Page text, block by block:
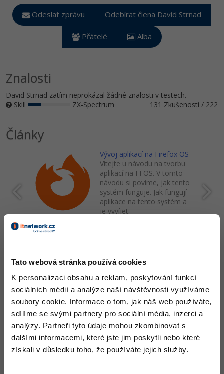
Tato webová stránka používá cookies
K personalizaci obsahu a reklam, poskytování funkcí
sociálních médií a analýze naší návštěvnosti využíváme
soubory cookie. Informace o tom, jak náš web používáte,
sdílíme se svými partnery pro sociální média, inzerci a
analýzy. Partneři tyto údaje mohou zkombinovat s
dalšími informacemi, které jste jim poskytli nebo které
získali v důsledku toho, že používáte jejich služby.
Copywriter
WordPress specialista
Algoritmy -41%
Umělá inteligence (AI) -10%
Více
Time management
Sítě
Fórum
Ostatní
Fórum
Odeslat zprávu Odebírat člena David Strnad
Přátelé Alba
Znalosti
David Strnad zatím neprokázal žádné znalosti v testech.
Skill
ZX-Spectrum 131 Zkušeností / 222
Články
Vývoj aplikací na Firefox OS
Vítejte u návodu na tvorbu
aplikací na FFOS. V tomto
návodu si povíme, jak tento
systém funguje. Jak fungují
aplikace na tento systém a
je vyvíjet.
Ocenění
David Strnad zatím nezískal žádná ocenění.
Doplňující informace
Česká republika, Jihočeský kraj, Strakonice, Strakonice.
kolegy